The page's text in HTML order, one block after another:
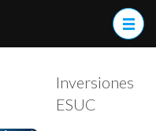
Inversiones
ESUC